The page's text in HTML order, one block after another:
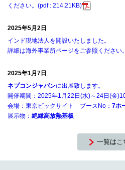
ください。(pdf : 214.21KB)
2025年5月2日
インド現地法人を開設いたしました。
詳細は海外事業所ページをご参照ください。
2025年1月7日
ネプコンジャパンに出展致します。
開催期間：2025年1月22日(水)～24日(金
会場：東京ビックサイト ブースNo： 7ホ
展示物： 絶縁高放熱基板
一覧はこ